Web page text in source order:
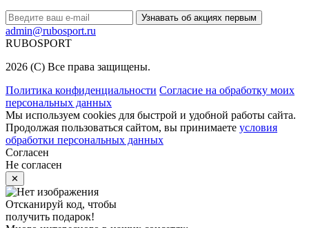
Узнавать об акциях первым
admin@rubosport.ru
RUBOSPORT
2026 (C) Все права защищены.
Политика конфиденциальности Согласие на обработку моих
персональных данных
Мы используем cookies для быстрой и удобной работы сайта.
Продолжая пользоваться сайтом, вы принимаете условия
обработки персональных данных
Согласен
Не согласен
✕
Отсканируй код, чтобы
получить подарок!